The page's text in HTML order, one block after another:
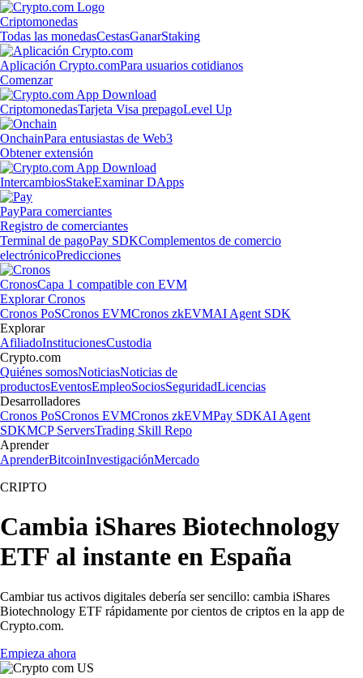
Criptomonedas
Todas las monedasCestasGanarStaking
Aplicación Crypto.comPara usuarios cotidianos
Comenzar
CriptomonedasTarjeta Visa prepagoLevel Up
OnchainPara entusiastas de Web3
Obtener extensión
IntercambiosStakeExaminar DApps
PayPara comerciantes
Registro de comerciantes
Terminal de pagoPay SDKComplementos de comercio
electrónicoPredicciones
CronosCapa 1 compatible con EVM
Explorar Cronos
Cronos PoSCronos EVMCronos zkEVMAI Agent SDK
Explorar
AfiliadoInstitucionesCustodia
Crypto.com
Quiénes somosNoticiasNoticias de
productosEventosEmpleoSociosSeguridadLicencias
Desarrolladores
Cronos PoSCronos EVMCronos zkEVMPay SDKAI Agent
SDKMCP ServersTrading Skill Repo
Aprender
AprenderBitcoinInvestigaciónMercado
CRIPTO
Cambia iShares Biotechnology
ETF al instante en España
Cambiar tus activos digitales debería ser sencillo: cambia iShares
Biotechnology ETF rápidamente por cientos de criptos en la app de
Crypto.com.
Empieza ahora